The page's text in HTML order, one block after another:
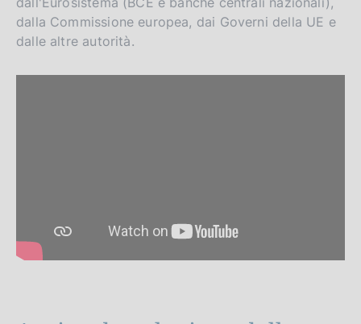
dalla Commissione europea, dai Governi della UE e
dalle altre autorità.